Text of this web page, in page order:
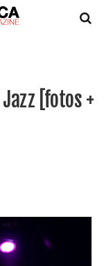
[fotos +